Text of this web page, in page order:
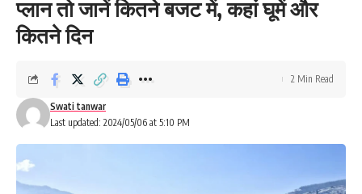
प्लान तो जानें कितने बजट में, कहां घूमें और
कितने दिन
Last updated: 2024/05/06 at 5:10 PM
Swati tanwar
2 Min Read